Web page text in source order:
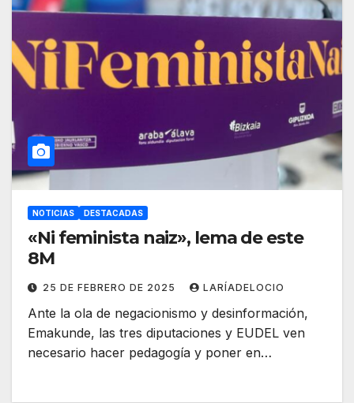
NOTICIAS DESTACADAS
«Ni feminista naiz», lema de este
8M
25 DE FEBRERO DE 2025 LARÍADELOCIO
Ante la ola de negacionismo y desinformación,
Emakunde, las tres diputaciones y EUDEL ven
necesario hacer pedagogía y poner en…